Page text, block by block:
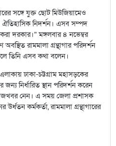
সঙ্গে যুক্ত ছোট মিউজিয়ামেও
ঐতিহাসিক নিদর্শন। এসব সম্পদ
দরকার।” মঙ্গলবার ৪ নভেম্বর
অবস্থিত রামমালা গ্রন্থাগার পরিদর্শন
তিনি এসব কথা বলেন।
ঢাকা-চট্টগ্রাম মহাসড়কের
নির্ধারিত স্থান পরিদর্শন করেন
নেন। এ সময় জেলা প্রশাসক
কর্মকর্তা, রামমালা গ্রন্থাগারের